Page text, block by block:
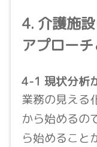
4. 介護施
アプロー
4-1 現状分析
業務の見える
から始めるの
ら始めること